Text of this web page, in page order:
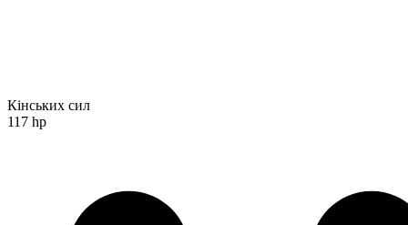
Кінських сил
117 hp